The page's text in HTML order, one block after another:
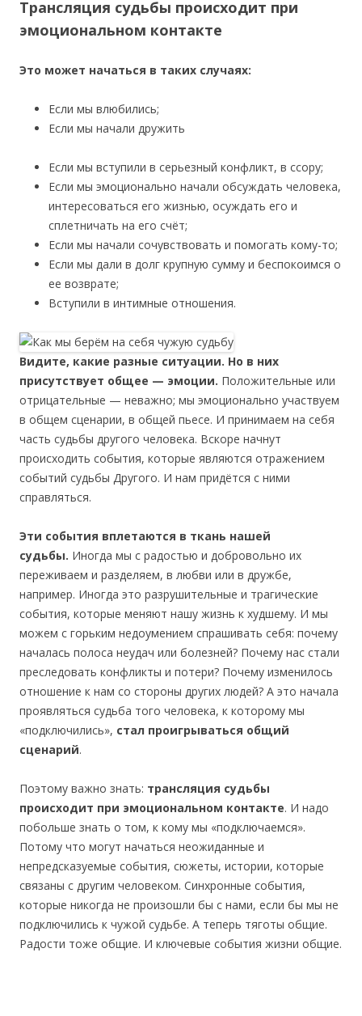
Трансляция судьбы происходит при
эмоциональном контакте
Это может начаться в таких случаях:
Если мы влюбились;
Если мы начали дружить
Если мы вступили в серьезный конфликт, в ссору;
Если мы эмоционально начали обсуждать человека,
интересоваться его жизнью, осуждать его и
сплетничать на его счёт;
Если мы начали сочувствовать и помогать кому-то;
Если мы дали в долг крупную сумму и беспокоимся о
ее возврате;
Вступили в интимные отношения.
Видите, какие разные ситуации. Но в них
присутствует общее — эмоции. Положительные или
отрицательные — неважно; мы эмоционально участвуем
в общем сценарии, в общей пьесе. И принимаем на себя
часть судьбы другого человека. Вскоре начнут
происходить события, которые являются отражением
событий судьбы Другого. И нам придётся с ними
справляться.
Эти события вплетаются в ткань нашей
судьбы. Иногда мы с радостью и добровольно их
переживаем и разделяем, в любви или в дружбе,
например. Иногда это разрушительные и трагические
события, которые меняют нашу жизнь к худшему. И мы
можем с горьким недоумением спрашивать себя: почему
началась полоса неудач или болезней? Почему нас стали
преследовать конфликты и потери? Почему изменилось
отношение к нам со стороны других людей? А это начала
проявляться судьба того человека, к которому мы
«подключились», стал проигрываться общий
сценарий.
Поэтому важно знать: трансляция судьбы
происходит при эмоциональном контакте. И надо
побольше знать о том, к кому мы «подключаемся».
Потому что могут начаться неожиданные и
непредсказуемые события, сюжеты, истории, которые
связаны с другим человеком. Синхронные события,
которые никогда не произошли бы с нами, если бы мы не
подключились к чужой судьбе. А теперь тяготы общие.
Радости тоже общие. И ключевые события жизни общие.